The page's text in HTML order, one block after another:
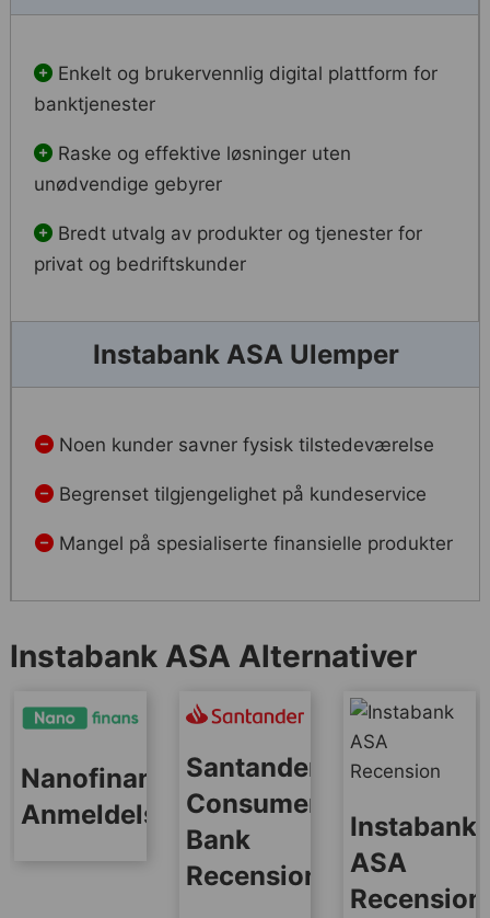
Enkelt og brukervennlig digital plattform for
banktjenester
Raske og effektive løsninger uten
unødvendige gebyrer
Bredt utvalg av produkter og tjenester for
privat og bedriftskunder
Instabank ASA Ulemper
Noen kunder savner fysisk tilstedeværelse
Begrenset tilgjengelighet på kundeservice
Mangel på spesialiserte finansielle produkter
Instabank ASA Alternativer
Nanofinans
Anmeldelse
Santander
Consumer
Bank
Recension
Instabank
ASA
Recension